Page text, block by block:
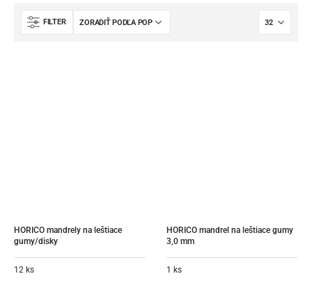
FILTER
HORICO mandrely na leštiace
gumy/disky
12 ks
HORICO mandrel na leštiace gumy
3,0 mm
1 ks